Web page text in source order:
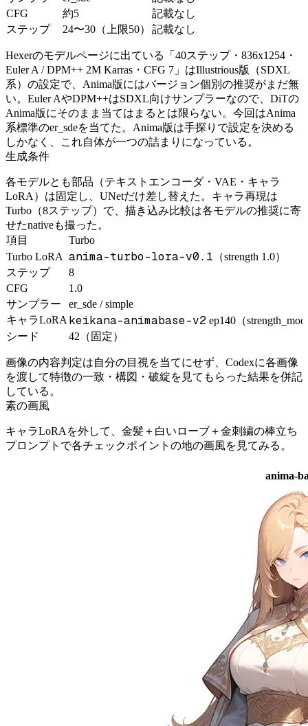
CFG
約5
記載なし
ステップ
24〜30（上限50） 記載なし
Hexerのモデルページに出ている「40ステップ・836x1254・
Euler A / DPM++ 2M Karras・CFG 7」はIllustrious版（SDXL
系）の設定で、Anima版にはバージョン個別の推奨がまだ無
い。Euler AやDPM++はSDXL向けサンプラーなので、DiTの
Anima版にそのまま当てはまるとは限らない。今回はAnima
系標準のer_sdeを当てた。Anima版は手探りで設定を決める
しかなく、これ自体が一つの詰まりになっている。
生成条件
各モデルとも部品（テキストエンコーダ・VAE・キャラ
LoRA）は固定し、UNetだけ差し替えた。キャラ再現は
Turbo（8ステップ）で、描き込み比較は各モデルの推奨に寄
せたnativeも撮った。
項目
Turbo
Turbo LoRA anima-turbo-lora-v0.1 （strength 1.0）
ステップ
8
CFG
1.0
サンプラー
er_sde / simple
キャラLoRA keikana-animabase-v2 ep140（
シード
42（固定）
画像の内容判定は自分の目視を当てにせず、Codexに各画像
を渡して特徴の一致・構図・破綻を見てもらった結果を併記
している。
素の画風
キャラLoRAを外して、金髪＋白いローブ＋金刺繍の棒立ち
プロンプトで各チェックポイントの地の画風を見てみる。
anima-